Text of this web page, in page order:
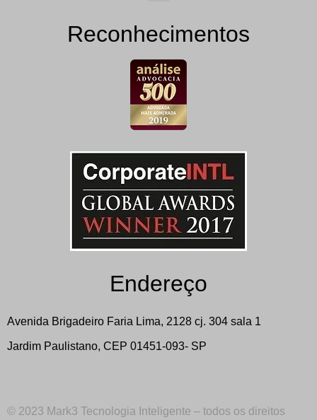
Reconhecimentos
Endereço
Avenida Brigadeiro Faria Lima, 2128 cj. 304 sala 1
Jardim Paulistano, CEP 01451-093- SP
© 2023 Mark3 Tecnologia Inteligente – todos os direitos